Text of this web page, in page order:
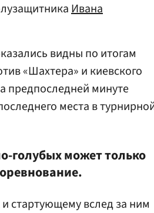
Ивана
видны по итогам
«Шахтера» и киевского
предпоследней минуте
места в
голубых может только
стартующему вслед за ним